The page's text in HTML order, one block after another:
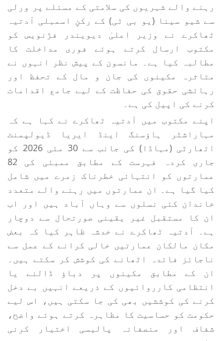
رہنے والے شہریوں کی سلامتی کے مسئلے پر ورلی
سے شیو سینا (یو بی ٹی) کے رکنِ اسمبلی آدتیہ
ٹھاکرے نے وزیر اعلیٰ دیویندر فڑنویس کو
مکتوب ارسال کرتے ہوئے فوری مداخلت کا
مطالبہ کیا ہے۔ مانسون کے پیش نظر انہوں نے
متاثرہ مکینوں کی جان و مال کے تحفظ اور
رہائشی حقوق کی حفاظت کے لیے جامع اقدامات
کرنے کی اپیل کی ہے۔
اپنے مکتوب میں آدتیہ ٹھاکرے نے کہا ہے کہ
مہاراشٹر ہاؤسنگ اینڈ ایریا ڈیولپمنٹ
اتھارٹی (مہاڈا) کی جانب سے 30 مئی 2026 کو
جاری کردہ فہرست کے مطابق ممبئی کی 82
عمارتوں کو انتہائی خطرناک زمرے میں شامل
کیا گیا ہے۔ ان عمارتوں میں رہنے والے متعدد
خاندان کئی نسلوں سے وہاں آباد ہیں اور اب
ان کا مستقبل غیر یقینی صورتحال سے دوچار
ہے۔ آدتیہ ٹھاکرے نے خدشہ ظاہر کیا کہ بعض
مکان مالکان عمارتیں خالی کرانے کے عمل سے
ناجائز فائدہ اٹھانے کی کوشش کر سکتے ہیں۔
ان کے مطابق مکینوں پر دباؤ ڈالنے یا
انتظامی کارروائیوں کے ذریعے انہیں بے دخل
کرنے کی کوششیں بھی کی جا سکتی ہیں، اس لیے
حکومت کو حساسیت کا مظاہرہ کرتے ہوئے واضح،
شفاف اور منصفانہ پالیسی اختیار کرنی